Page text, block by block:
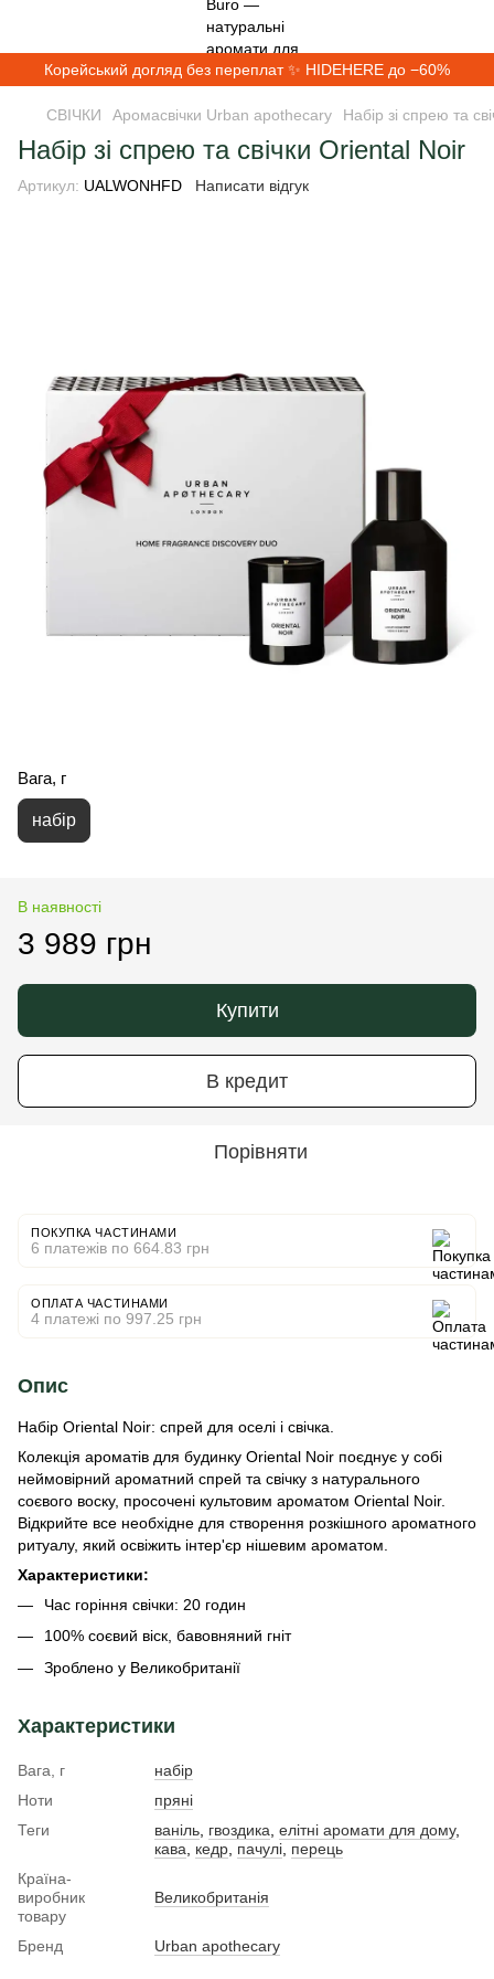
Корейський догляд без переплат ✨ HIDEHERE до −60%
СВІЧКИ Аромасвічки Urban apothecary Набір зі спрею та
Набір зі спрею та свічки Oriental Noir
Артикул: UALWONHFD Написати відгук
Вага, г
набір
В наявності
3 989 грн
Купити
В кредит
Порівняти
ПОКУПКА ЧАСТИНАМИ
6 платежів по 664.83 грн
ОПЛАТА ЧАСТИНАМИ
4 платежі по 997.25 грн
Опис
Набір Oriental Noir: спрей для оселі і свічка.
Колекція ароматів для будинку Oriental Noir поєднує у собі
неймовірний ароматний спрей та свічку з натурального
соєвого воску, просочені культовим ароматом Oriental Noir.
Відкрийте все необхідне для створення розкішного ароматного
ритуалу, який освіжить інтер'єр нішевим ароматом.
Характеристики:
Час горіння свічки: 20 годин
100% соєвий віск, бавовняний гніт
Зроблено у Великобританії
Характеристики
Вага, г
набір
Ноти
пряні
Теги
ваніль гвоздика елітні аромати для дому,
кава
кедр пачулі перець
Країна-
виробник
товару
Великобританія
Бренд Urban apothecary